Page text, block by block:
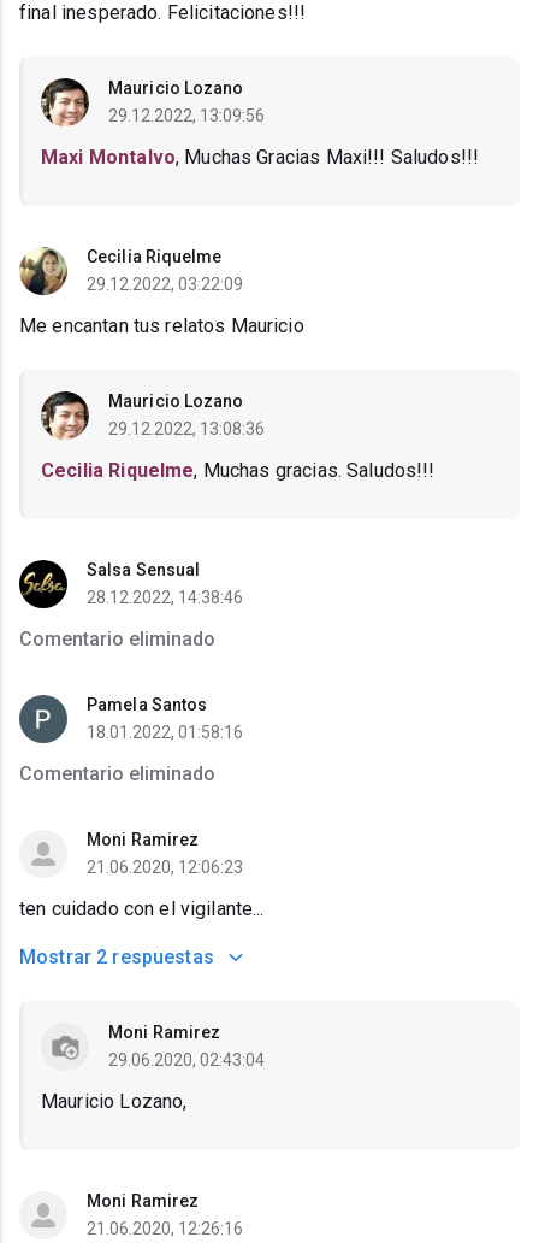
final inesperado. Felicitaciones!!!
Mauricio Lozano
29.12.2022, 13:09:56
Maxi Montalvo, Muchas Gracias Maxi!!! Saludos!!!
Cecilia Riquelme
29.12.2022, 03:22:09
Me encantan tus relatos Mauricio
Mauricio Lozano
29.12.2022, 13:08:36
Cecilia Riquelme, Muchas gracias. Saludos!!!
Salsa Sensual
28.12.2022, 14:38:46
Comentario eliminado
Pamela Santos
18.01.2022, 01:58:16
Comentario eliminado
Moni Ramirez
21.06.2020, 12:06:23
ten cuidado con el vigilante...
Mostrar 2 respuestas
Moni Ramirez
29.06.2020, 02:43:04
Mauricio Lozano,
Moni Ramirez
21.06.2020, 12:26:16